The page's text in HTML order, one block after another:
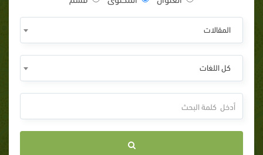
المقالات
كل اللغات